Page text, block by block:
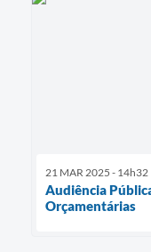
21 MAR 2025 - 14h32
Audiência
Orçamentárias